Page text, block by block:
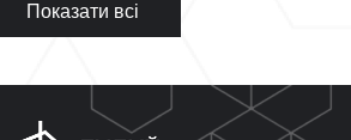
Показати всі